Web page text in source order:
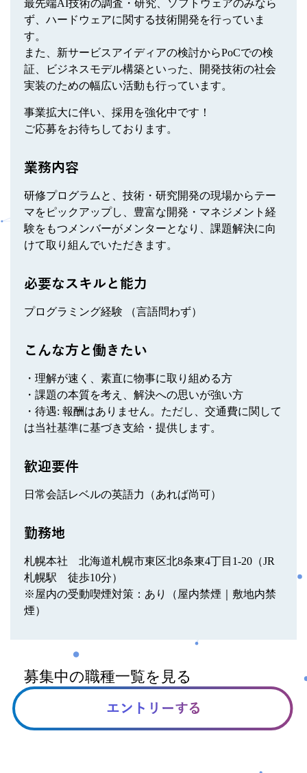
最先端AI技術の調査・研究、ソフトウェアのみなら
ず、ハードウェアに関する技術開発を行っていま
す。
また、新サービスアイディアの検討からPoCでの検
証、ビジネスモデル構築といった、開発技術の社会
実装のための幅広い活動も行っています。
事業拡大に伴い、採用を強化中です！
ご応募をお待ちしております。
業務内容
研修プログラムと、技術・研究開発の現場からテー
マをピックアップし、豊富な開発・マネジメント経
験をもつメンバーがメンターとなり、課題解決に向
けて取り組んでいただきます。
必要なスキルと能力
プログラミング経験 （言語問わず）
こんな方と働きたい
・理解が速く、素直に物事に取り組める方
・課題の本質を考え、解決への思いが強い方
・待遇: 報酬はありません。ただし、交通費に関して
は当社基準に基づき支給・提供します。
歓迎要件
日常会話レベルの英語力（あれば尚可）
勤務地
札幌本社 北海道札幌市東区北8条東4丁目1-20（JR
札幌駅 徒歩10分）
※屋内の受動喫煙対策：あり（屋内禁煙｜敷地内禁
煙）
募集中の職種一覧を見る
エントリーする